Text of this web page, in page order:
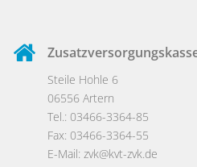
Steile Hohle 6
06556 Artern
Tel.: 03466-3364-85
Fax: 03466-3364-55
E-Mail: zvk@kvt-zvk.de